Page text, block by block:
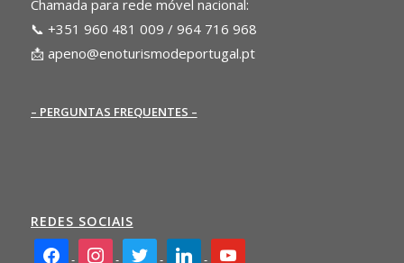
Chamada para rede móvel nacional:
📞 +351 960 481 009 / 964 716 968
📩 apeno@enoturismodeportugal.pt
– PERGUNTAS FREQUENTES –
REDES SOCIAIS
facebook2instagramtwitter linkedin youtube